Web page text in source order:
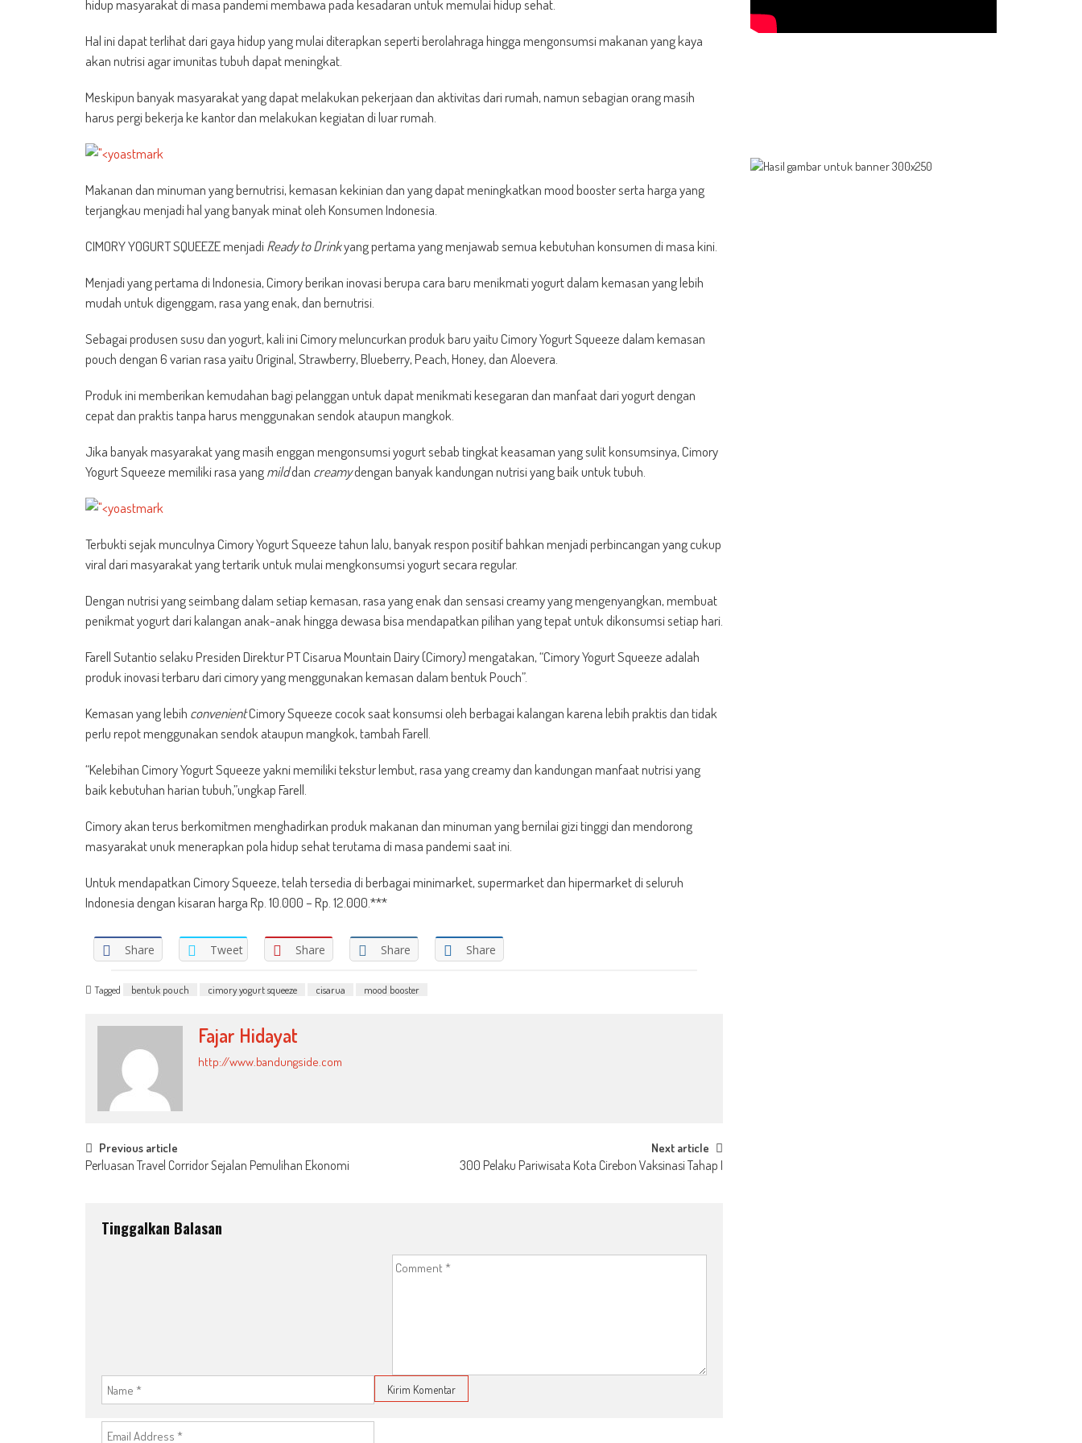
hidup masyarakat di masa pandemi membawa pada kesadaran untuk memulai hidup sehat.
Hal ini dapat terlihat dari gaya hidup yang mulai diterapkan seperti berolahraga hingga mengonsumsi makanan yang kaya
akan nutrisi agar imunitas tubuh dapat meningkat.
Meskipun banyak masyarakat yang dapat melakukan pekerjaan dan aktivitas dari rumah, namun sebagian orang masih
harus pergi bekerja ke kantor dan melakukan kegiatan di luar rumah.
Makanan dan minuman yang bernutrisi, kemasan kekinian dan yang dapat meningkatkan mood booster serta harga yang
terjangkau menjadi hal yang banyak minat oleh Konsumen Indonesia.
CIMORY YOGURT SQUEEZE menjadiReady to Drinkyang pertama yang menjawab semua kebutuhan konsumen di masa kini.
Menjadi yang pertama di Indonesia, Cimory berikan inovasi berupa cara baru menikmati yogurt dalam kemasan yang lebih
mudah untuk digenggam, rasa yang enak, dan bernutrisi.
Sebagai produsen susu dan yogurt, kali ini Cimory meluncurkan produk baru yaitu Cimory Yogurt Squeeze dalam kemasan
pouch dengan 6 varian rasa yaitu Original, Strawberry, Blueberry, Peach, Honey, dan Aloevera.
Produk ini memberikan kemudahan bagi pelanggan untuk dapat menikmati kesegaran dan manfaat dari yogurt dengan
cepat dan praktis tanpa harus menggunakan sendok ataupun mangkok.
Jika banyak masyarakat yang masih enggan mengonsumsi yogurt sebab tingkat keasaman yang sulit konsumsinya, Cimory
Yogurt Squeeze memiliki rasa yangmilddan creamydengan banyak kandungan nutrisi yang baik untuk tubuh.
Terbukti sejak munculnya Cimory Yogurt Squeeze tahun lalu, banyak respon positif bahkan menjadi perbincangan yang cukup
viral dari masyarakat yang tertarik untuk mulai mengkonsumsi yogurt secara regular.
Dengan nutrisi yang seimbang dalam setiap kemasan, rasa yang enak dan sensasi creamy yang mengenyangkan, membuat
penikmat yogurt dari kalangan anak-anak hingga dewasa bisa mendapatkan pilihan yang tepat untuk dikonsumsi setiap hari.
Farell Sutantio selaku Presiden Direktur PT Cisarua Mountain Dairy (Cimory) mengatakan, “Cimory Yogurt Squeeze adalah
produk inovasi terbaru dari cimory yang menggunakan kemasan dalam bentuk Pouch”.
Kemasan yang lebih convenientCimory Squeeze cocok saat konsumsi oleh berbagai kalangan karena lebih praktis dan tidak
perlu repot menggunakan sendok ataupun mangkok, tambah Farell.
“Kelebihan Cimory Yogurt Squeeze yakni memiliki tekstur lembut, rasa yang creamy dan kandungan manfaat nutrisi yang
baik kebutuhan harian tubuh,”ungkap Farell.
Cimory akan terus berkomitmen menghadirkan produk makanan dan minuman yang bernilai gizi tinggi dan mendorong
masyarakat unuk menerapkan pola hidup sehat terutama di masa pandemi saat ini.
Untuk mendapatkan Cimory Squeeze, telah tersedia di berbagai minimarket, supermarket dan hipermarket di seluruh
Indonesia dengan kisaran harga Rp. 10.000 – Rp. 12.000.***
Share Tweet Share Share Share
Tagged bentuk pouch cimory yogurt squeeze cisarua mood booster
Fajar Hidayat
http://www.bandungside.com
Post
Previous article
Perluasan Travel Corridor Sejalan Pemulihan Ekonomi
Next article
300 Pelaku Pariwisata Kota Cirebon Vaksinasi Tahap I
Tinggalkan Balasan